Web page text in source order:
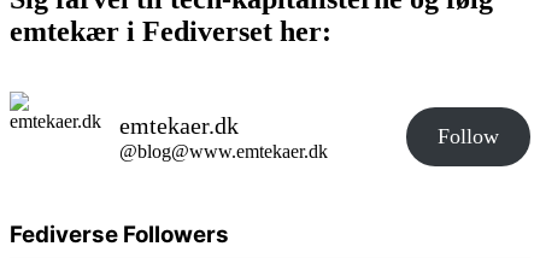
emtekær i Fediverset her:
emtekaer.dk
@blog@www.emtekaer.dk
Follow
Fediverse Followers